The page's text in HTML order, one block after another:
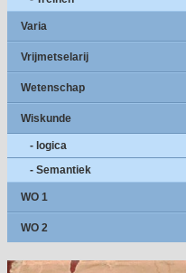
Varia
Vrijmetselarij
Wetenschap
Wiskunde
- logica
- Semantiek
WO 1
WO 2